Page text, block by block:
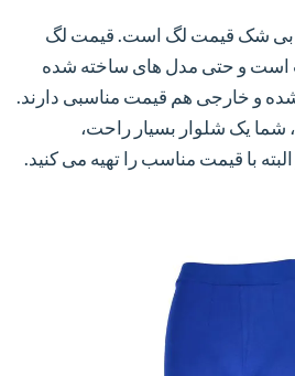
، بی شک قیمت لگ است. قیمت لگ
است و حتی مدل های ساخته شده
و خارجی هم قیمت مناسبی دارند.
شما یک شلوار بسیار راحت،
با قیمت مناسب را تهیه می کنید.